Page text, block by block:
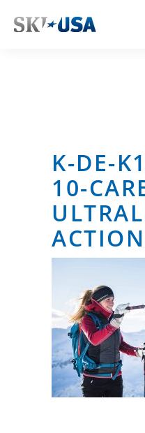
K-DE-
10-